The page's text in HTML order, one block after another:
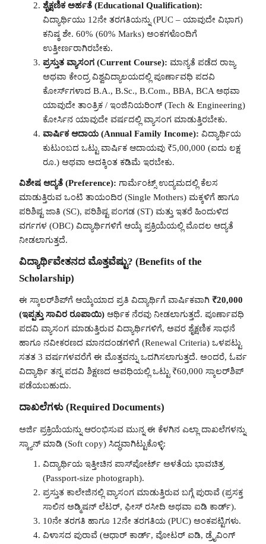
ಶೈಕ್ಷಣಿಕ ಅರ್ಹತೆ (Educational Qualification):
ವಿದ್ಯಾರ್ಥಿಯು 12ನೇ ತರಗತಿಯನ್ನು (PUC – ಯಾವುದೇ ವಿಭಾಗ)
ಕನಿಷ್ಠ ಶೇ. 60% (60% Marks) ಅಂಕಗಳೊಂದಿಗೆ
ಉತ್ತೀರ್ಣರಾಗಿರಬೇಕು.
ಪ್ರಸ್ತುತ ವ್ಯಾಸಂಗ (Current Course): ಮಾನ್ಯತೆ ಪಡೆದ ರಾಜ್ಯ
ಅಥವಾ ಕೇಂದ್ರ ವಿಶ್ವವಿದ್ಯಾಲಯದಲ್ಲಿ ಪೂರ್ಣಾವಧಿ ಪದವಿ
ಕೋರ್ಸ್‌ಗಳಾದ B.A., B.Sc., B.Com., BBA, BCA ಅಥವಾ
ಯಾವುದೇ ತಾಂತ್ರಿಕ / ಇಂಜಿನಿಯರಿಂಗ್ (Tech & Engineering)
ಕೋರ್ಸಿನ ಯಾವುದೇ ವರ್ಷದಲ್ಲಿ ವ್ಯಾಸಂಗ ಮಾಡುತ್ತಿರಬೇಕು.
ವಾರ್ಷಿಕ ಆದಾಯ (Annual Family Income): ವಿದ್ಯಾರ್ಥಿಯ
ಕುಟುಂಬದ ಒಟ್ಟು ವಾರ್ಷಿಕ ಆದಾಯವು ₹5,00,000 (ಐದು ಲಕ್ಷ
ರೂ.) ಅಥವಾ ಅದಕ್ಕಿಂತ ಕಡಿಮೆ ಇರಬೇಕು.
ವಿಶೇಷ ಆದ್ಯತೆ (Preference): ಗಾರ್ಮೆಂಟ್ಸ್ ಉದ್ಯಮದಲ್ಲಿ ಕೆಲಸ
ಮಾಡುತ್ತಿರುವ ಒಂಟಿ ತಾಯಂದಿರ (Single Mothers) ಮಕ್ಕಳಿಗೆ ಹಾಗೂ
ಪರಿಶಿಷ್ಟ ಜಾತಿ (SC), ಪರಿಶಿಷ್ಟ ಪಂಗಡ (ST) ಮತ್ತು ಇತರೆ ಹಿಂದುಳಿದ
ವರ್ಗಗಳ (OBC) ವಿದ್ಯಾರ್ಥಿಗಳಿಗೆ ಆಯ್ಕೆ ಪ್ರಕ್ರಿಯೆಯಲ್ಲಿ ಮೊದಲ ಆದ್ಯತೆ
ನೀಡಲಾಗುತ್ತದೆ.
ವಿದ್ಯಾರ್ಥಿವೇತನದ ಮೊತ್ತವೆಷ್ಟು? (Benefits of the
Scholarship)
ಈ ಸ್ಕಾಲರ್‌ಶಿಪ್‌ಗೆ ಆಯ್ಕೆಯಾದ ಪ್ರತಿ ವಿದ್ಯಾರ್ಥಿಗೆ ವಾರ್ಷಿಕವಾಗಿ ₹20,000
(ಇಪ್ಪತ್ತು ಸಾವಿರ ರೂಪಾಯಿ) ಆರ್ಥಿಕ ನೆರವು ನೀಡಲಾಗುತ್ತದೆ. ಪೂರ್ಣಾವಧಿ
ಪದವಿ ವ್ಯಾಸಂಗ ಮಾಡುತ್ತಿರುವ ವಿದ್ಯಾರ್ಥಿಗಳಿಗೆ, ಅವರ ಶೈಕ್ಷಣಿಕ ಸಾಧನೆ
ಹಾಗೂ ನವೀಕರಣದ ಮಾನದಂಡಗಳಿಗೆ (Renewal Criteria) ಒಳಪಟ್ಟು
ಸತತ 3 ವರ್ಷಗಳವರೆಗೆ ಈ ಮೊತ್ತವನ್ನು ಒದಗಿಸಲಾಗುತ್ತದೆ. ಅಂದರೆ, ಓರ್ವ
ವಿದ್ಯಾರ್ಥಿ ತನ್ನ ಪದವಿ ಶಿಕ್ಷಣದ ಅವಧಿಯಲ್ಲಿ ಒಟ್ಟು ₹60,000 ಸ್ಕಾಲರ್‌ಶಿಪ್
ಪಡೆಯಬಹುದು.
ದಾಖಲೆಗಳು (Required Documents)
ಅರ್ಜಿ ಪ್ರಕ್ರಿಯೆಯನ್ನು ಆರಂಭಿಸುವ ಮುನ್ನ ಈ ಕೆಳಗಿನ ಎಲ್ಲಾ ದಾಖಲೆಗಳನ್ನು
ಸ್ಕ್ಯಾನ್ ಮಾಡಿ (Soft copy) ಸಿದ್ಧವಾಗಿಟ್ಟುಕೊಳ್ಳಿ:
ವಿದ್ಯಾರ್ಥಿಯ ಇತ್ತೀಚಿನ ಪಾಸ್‌ಪೋರ್ಟ್ ಅಳತೆಯ ಭಾವಚಿತ್ರ
(Passport-size photograph).
ಪ್ರಸ್ತುತ ಕಾಲೇಜಿನಲ್ಲಿ ವ್ಯಾಸಂಗ ಮಾಡುತ್ತಿರುವ ಬಗ್ಗೆ ಪುರಾವೆ (ಪ್ರಸಕ್ತ
ಸಾಲಿನ ಅಡ್ಮಿಷನ್ ಲೆಟರ್, ಫೀಸ್ ರಸೀದಿ ಅಥವಾ ಐಡಿ ಕಾರ್ಡ್).
10ನೇ ತರಗತಿ ಹಾಗೂ 12ನೇ ತರಗತಿಯ (PUC) ಅಂಕಪಟ್ಟಿಗಳು.
ವಿಳಾಸದ ಪುರಾವೆ (ಆಧಾರ್ ಕಾರ್ಡ್, ವೋಟರ್ ಐಡಿ, ಡ್ರೈವಿಂಗ್